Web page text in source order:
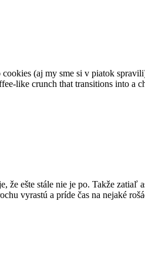
(aj my sme si v piatok
like crunch that transitions into a
ešte stále nie je po. Takže
vyrastú a príde čas na nejaké